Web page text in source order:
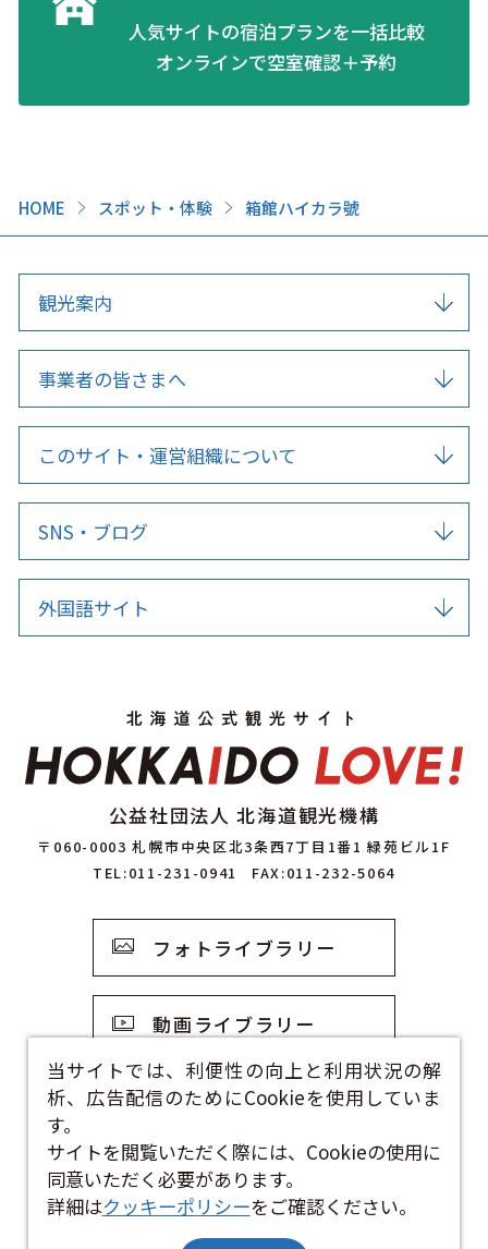
HOME スポット・体験 箱館ハイカラ號
人気サイトの宿泊プランを一括比較
オンラインで空室確認＋予約
観光案内
事業者の皆さまへ
このサイト・運営組織について
SNS・ブログ
外国語サイト
公益社団法人 北海道観光機構
〒060-0003 札幌市中央区北3条西7丁目1番1 緑苑ビル1F
TEL:011-231-0941
FAX:011-232-5064
フォトライブラリー
動画ライブラリー
観光資料
お問い合わせフォーム
当サイトでは、利便性の向上と利用状況の解
析、広告配信のためにCookieを使用していま
す。
サイトを閲覧いただく際には、Cookieの使用に
同意いただく必要があります。
詳細はクッキーポリシーをご確認ください。